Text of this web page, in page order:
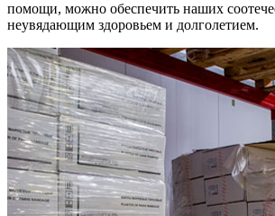
помощи, можно обеспечить наших
неувядающим здоровьем и долголетием.